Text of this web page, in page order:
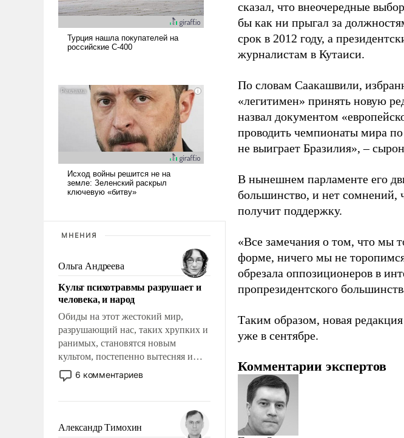
МНЕНИЯ
Ольга Андреева
Культ психотравмы разрушает и
человека, и народ
Обиды на этот жестокий мир,
разрушающий нас, таких хрупких и
ранимых, становятся новым
культом, постепенно вытесняя и
отменяя традиционное требование к
человеку – быть мужественным и
на себя ответственность, помогать
слабым, идти вперед и
6 комментариев
Александр Тимохин
сказал, что внеочередные
бы как ни прыгал за
срок в 2012 году, а
журналистам в Кутаиси.
По словам Саакашвили,
«легитимен» принять новую
назвал документом
проводить чемпионаты мира
не выиграет Бразилия»,–
В нынешнем парламенте его
большинство, и нет сомнений,
получит поддержку.
«Все замечания о том, что мы
форме, ничего мы не
обрезала оппозиционеров в
пропрезидентского
Таким образом, новая
уже в сентябре.
Комментарии экспертов